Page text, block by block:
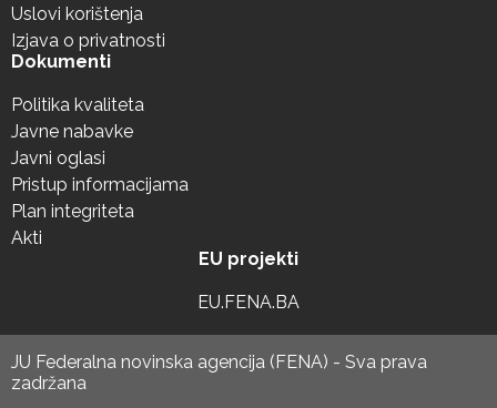
Uslovi korištenja
Izjava o privatnosti
Dokumenti
Politika kvaliteta
Javne nabavke
Javni oglasi
Pristup informacijama
Plan integriteta
Akti
EU projekti
EU.FENA.BA
JU Federalna novinska agencija (FENA) - Sva prava
zadržana